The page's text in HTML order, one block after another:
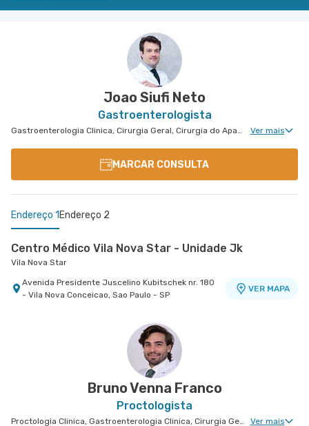
Joao Siufi Neto
Gastroenterologista
Gastroenterologia Clinica, Cirurgia Geral, Cirurgia do Aparelho Digestivo, Cirurgia Oncológica, Cirurgia Oncológica do Aparelho Digestivo Ver mais
MARCAR CONSULTA
Endereço 1 Endereço 2
Centro Médico Vila Nova Star - Unidade Jk
Vila Nova Star
Avenida Presidente Juscelino Kubitschek nr. 180
- Vila Nova Conceicao, Sao Paulo - SP
VER MAPA
Rua Doutor Alceu de Campos Rodrigues nr. 229
Conj. 807 8º Andar - Vila Nova Conceicao, Sao
Bruno Venna Franco
Proctologista
Proctologia Clinica, Gastroenterologia Clinica, Cirurgia Geral, Cirurgia Bariátrica, Cirurgia do Aparelho Digestivo, Cirurgia Oncologia do Peritônio, Doenças Inflamatórias Intestinais, Cirurgia de Fígado, Cirurgia Oncológica, Cirurgia Oncológica do Aparelho Digestivo Ver mais